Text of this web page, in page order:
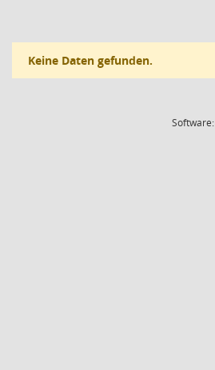
Keine Daten gefunden.
Software: